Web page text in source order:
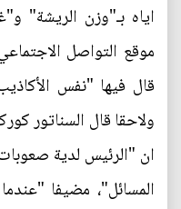
اياه بـ"وزن الريشة"
موقع التواصل
قال فيها "نفس
ولاحقا قال السناتور
ان "الرئيس لدية
المسائل"، مضيفا "عندما